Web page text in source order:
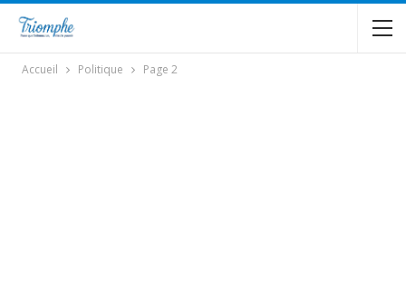
Accueil Politique Page 2